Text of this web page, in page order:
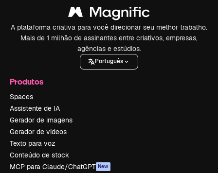
A plataforma criativa para você direcionar seu melhor trabalho.
Mais de 1 milhão de assinantes entre criativos, empresas,
agências e estúdios.
Português
Produtos
Spaces
Assistente de IA
Gerador de imagens
Gerador de vídeos
Texto para voz
Conteúdo de stock
MCP para Claude/ChatGPT New